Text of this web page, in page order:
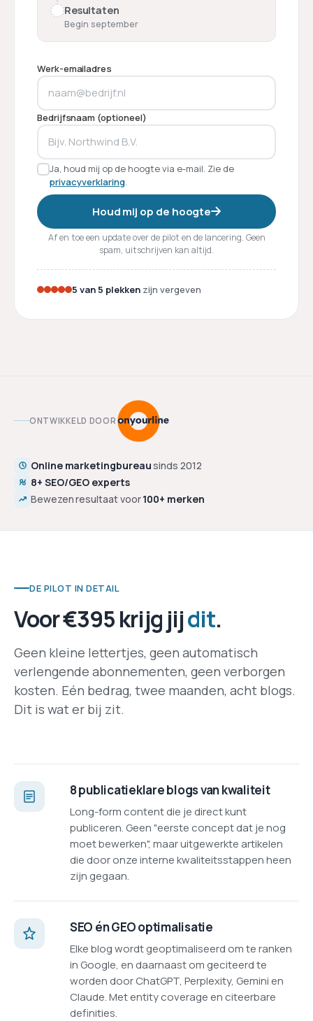
Resultaten
Begin september
Werk-emailadres
Bedrijfsnaam (optioneel)
Ja, houd mij op de hoogte via e-mail. Zie de
privacyverklaring
Houd mij op de hoogte
Af en toe een update over de pilot en de lancering. Geen
spam, uitschrijven kan altijd.
5 van 5 plekken zijn vergeven
ONTWIKKELD DOOR
Online marketingbureausinds 2012
8+ SEO/GEO experts
Bewezen resultaat voor100+ merken
DE PILOT IN DETAIL
Voor €395 krijg jijdit.
Geen kleine lettertjes, geen automatisch
verlengende abonnementen, geen verborgen
kosten. Eén bedrag, twee maanden, acht blogs.
Dit is wat er bij zit.
8 publicatieklare blogs van kwaliteit
Long-form content die je direct kunt
publiceren. Geen "eerste concept dat je nog
moet bewerken", maar uitgewerkte artikelen
die door onze interne kwaliteitsstappen heen
zijn gegaan.
SEO én GEO optimalisatie
Elke blog wordt geoptimaliseerd om te ranken
in Google, en daarnaast om geciteerd te
worden door ChatGPT, Perplexity, Gemini en
Claude. Met entity coverage en citeerbare
definities.